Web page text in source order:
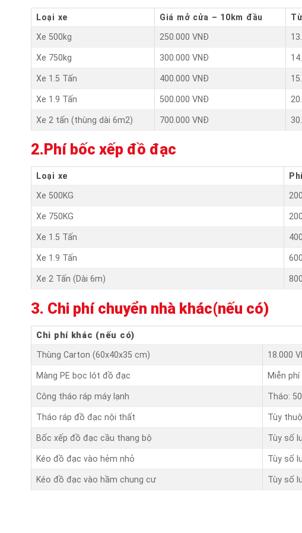
Loại xe Giá mở cửa – 10km đầu
Xe 500kg 250.000 VNĐ
Xe 750kg 300.000 VNĐ
Xe 1.5 Tấn 400.000 VNĐ
Xe 1.9 Tấn 500.000 VNĐ
Xe 2 tấn (thùng dài 6m2) 700.000 VNĐ
2.Phí bốc xếp đồ đạc
Loại xe
Xe 500KG
Xe 750KG
Xe 1.5 Tấn
Xe 1.9 Tấn
Xe 2 Tấn (Dài 6m)
3. Chi phí chuyển nhà khác(nếu có)
Chi phí khác (nếu có)
Thùng Carton (60x40x35 cm) 18.000
Màng PE bọc lót đồ đạc Miễn phí
Công tháo ráp máy lạnh Tháo:
Tháo ráp đồ đạc nội thất Tùy
Bốc xếp đồ đạc cầu thang bộ Tùy số
Kéo đồ đạc vào hẻm nhỏ Tùy số
Kéo đồ đạc vào hầm chung cư Tùy số